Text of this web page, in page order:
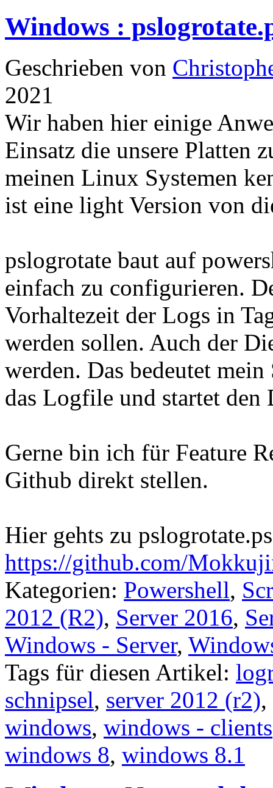
Windows :
Geschrieben von
2021
Wir haben hier einige
Einsatz die unsere Platten
meinen Linux Systemen
ist eine light Version von
pslogrotate baut auf
einfach zu configurieren.
Vorhaltezeit der Logs in
werden sollen. Auch der
werden. Das bedeutet
das Logfile und startet den
Gerne bin ich für Feature
Github direkt stellen.
Hier gehts zu
https://github.com/
Kategorien: Powershell,
2012 (R2), Server 2016,
Windows - Server,
Tags für diesen Artikel:
schnipsel, server 2012 (r2),
windows, windows - clients
windows 8, windows 8.1